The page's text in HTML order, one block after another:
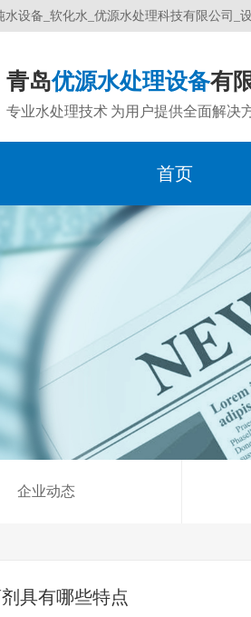
水设备_软化水_优源水处理科技有限公司_
青岛优源水处理设备有
专业水处理技术 为用户提供全面解决
首页
企业动态
具有哪些特点